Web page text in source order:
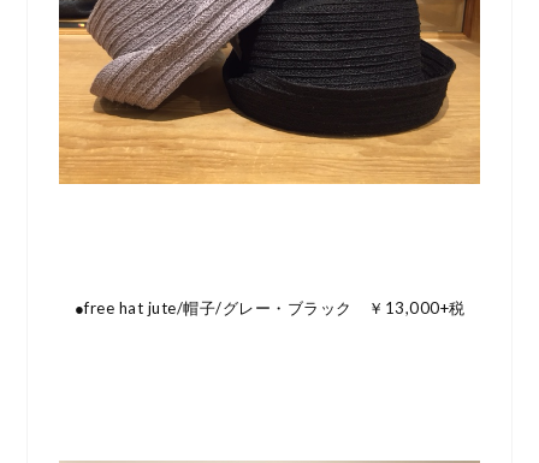
●free hat jute/帽子/グレー・ブラック ￥13,000+税